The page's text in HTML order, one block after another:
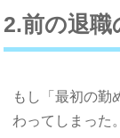
2.前の退職
もし「最初の勤
わってしまった